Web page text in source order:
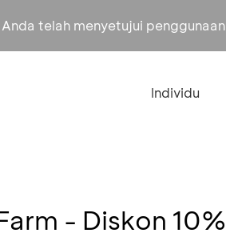
telah menyetujui penggunaan
Individu
- Diskon 10%